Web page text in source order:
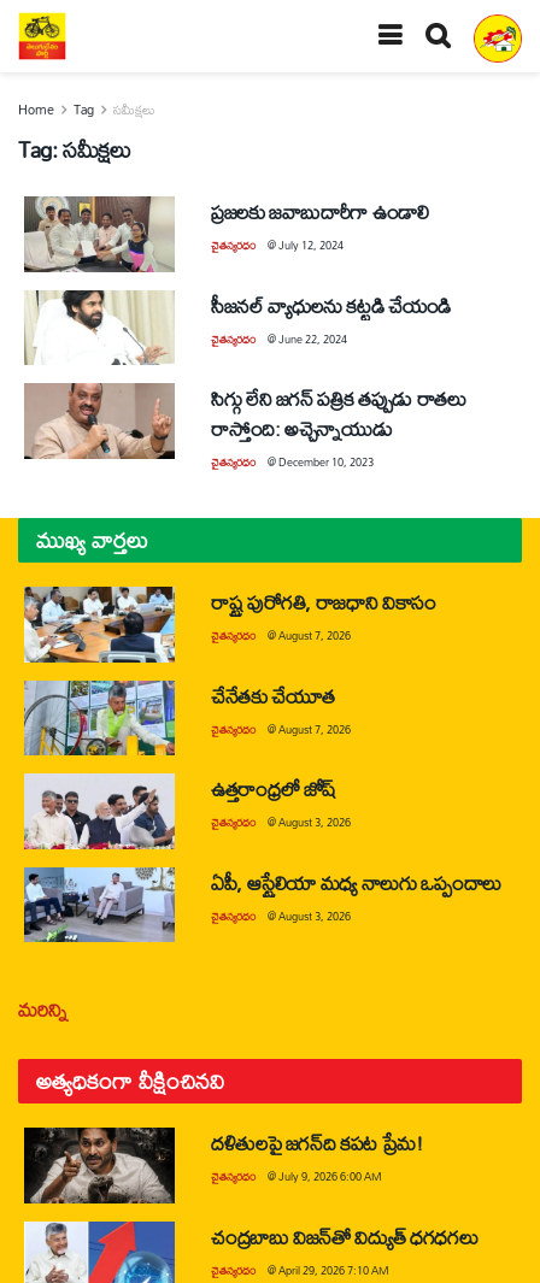
Home Tag సమీక్షలు
Tag:సమీక్షలు
ప్రజలకు జవాబుదారీగా ఉండాలి
చైతన్యరధం @July 12, 2024
సీజనల్‌ వ్యాధులను కట్టడి చేయండి
చైతన్యరధం @June 22, 2024
సిగ్గు లేని జగన్‌ పత్రిక తప్పుడు రాతలు
రాస్తోంది: అచ్చెన్నాయుడు
చైతన్యరధం @December 10, 2023
ముఖ్య వార్తలు
రాష్ట్ర పురోగతి, రాజధాని వికాసం
చైతన్యరధం @August 7, 2026
చేనేతకు చేయూత
చైతన్యరధం @August 7, 2026
ఉత్తరాంధ్రలో జోష్
చైతన్యరధం @August 3, 2026
ఏపీ, ఆస్ట్రేలియా మధ్య నాలుగు ఒప్పందాలు
చైతన్యరధం @August 3, 2026
మరిన్ని
అత్యధికంగా వీక్షించినవి
దళితులపై జగన్‌ది కపట ప్రేమ!
చైతన్యరధం @July 9, 2026 6:00 AM
చంద్రబాబు విజన్‌తో విద్యుత్ ధగధగలు
చైతన్యరధం @April 29, 2026 7:10 AM